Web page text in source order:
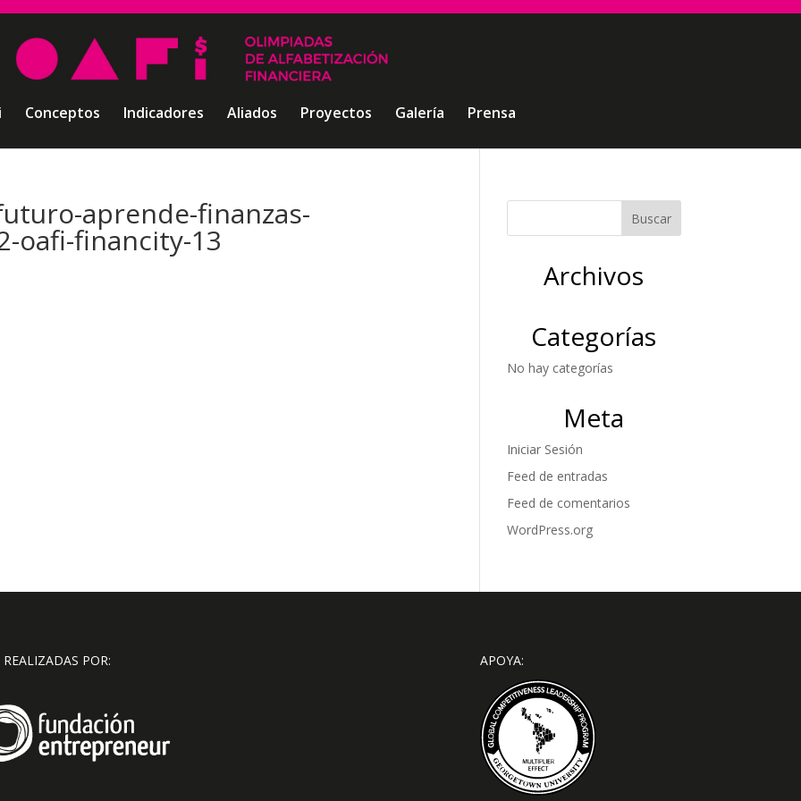
Conceptos Indicadores Aliados Proyectos Galería Prensa
aprende-finanzas-
oafi-financity-13
Archivos
Categorías
No hay categorías
Meta
Iniciar Sesión
Feed de entradas
Feed de comentarios
WordPress.org
POR: APOYA: